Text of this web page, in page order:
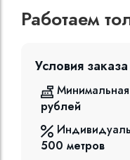
Работаем
Условия заказа
рублей
500 метров